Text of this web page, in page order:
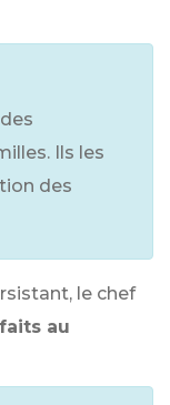
Ils les
des
le chef
au